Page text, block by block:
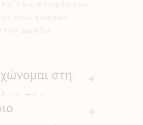
που αναφέρουν
που έλαβαν
ομάδα.
στη
της